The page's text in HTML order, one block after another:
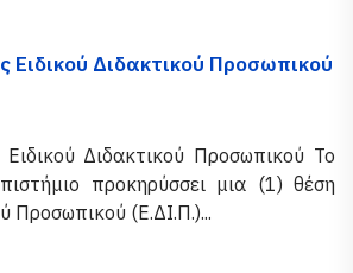
Ειδικού Διδακτικού Προσωπικού
Διδακτικού Προσωπικού Το
προκηρύσσει μια (1) θέση
Προσωπικού (Ε.ΔΙ.Π.)...